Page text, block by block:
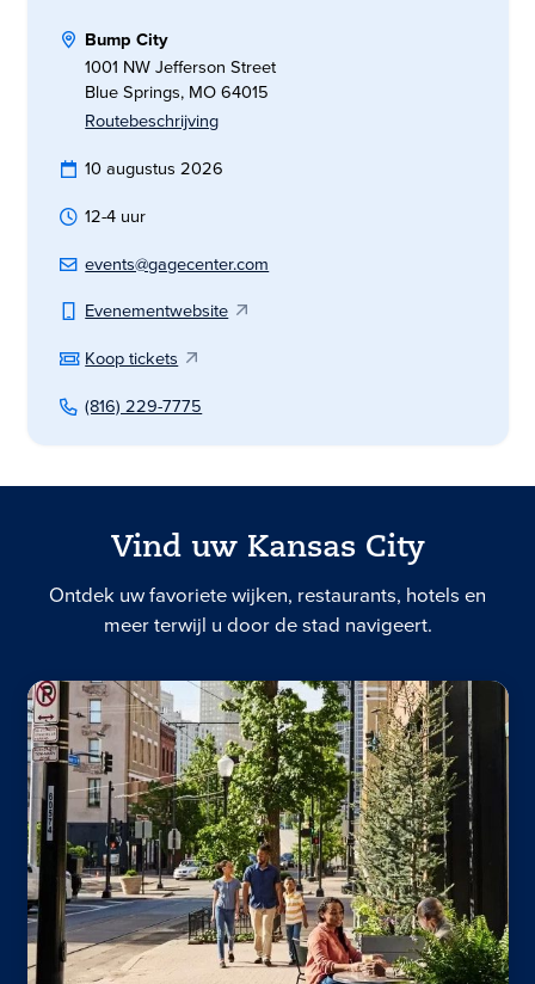
Bump City
1001 NW Jefferson Street
Blue Springs, MO 64015
Routebeschrijving
10 augustus 2026
12-4 uur
events@gagecenter.com
Evenementwebsite
Koop tickets
(816) 229-7775
Vind uw Kansas City
Ontdek uw favoriete wijken, restaurants, hotels en
meer terwijl u door de stad navigeert.